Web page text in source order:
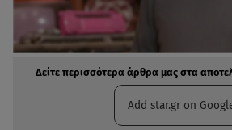
Δείτε περισσότερα άρθρα μας στα
Add star.gr on